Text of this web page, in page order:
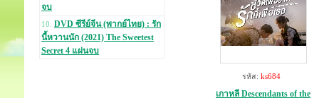
จบ
10. DVD ซีรีย์จีน (พากย์ไทย) : รัก
นี้หวานนัก (2021) The Sweetest
Secret 4 แผ่นจบ
รหัส: ks684
เกาหลี Descendants of the